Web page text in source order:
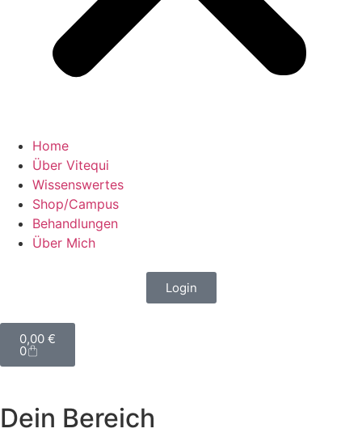
Home
Über Vitequi
Wissenswertes
Shop/Campus
Behandlungen
Über Mich
Login
0,00 €
0
Dein Bereich